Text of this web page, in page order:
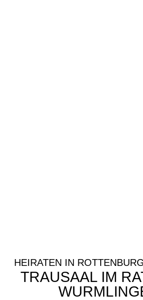
HEIRATEN IN
TRAUSAAL IM